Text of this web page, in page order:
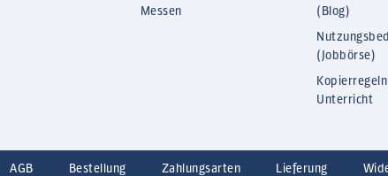
Messen
(Blog)
(Jobbörse)
Unterricht
AGB Bestellung Zahlungsarten Lieferung